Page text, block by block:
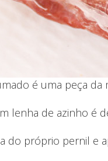
é uma peça da
lenha de azinho é
do próprio pernil e